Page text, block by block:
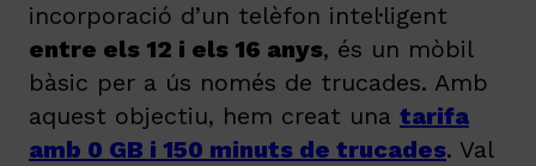
incorporació d’un telèfon intel·ligent
entre els 12 i els 16 anys, és un mòbil
bàsic per a ús només de trucades. Amb
aquest objectiu, hem creat una tarifa
amb 0 GB i 150 minuts de trucades. Val